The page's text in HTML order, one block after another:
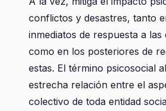
conflictos y desastres, tanto
inmediatos de respuesta a las
como en los posteriores de
estas. El término psicosocial
estrecha relación entre el
colectivo de toda entidad